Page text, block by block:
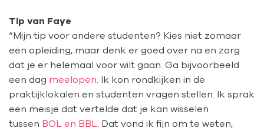
Tip van Faye
“Mijn tip voor andere studenten? Kies niet zomaar
een opleiding, maar denk er goed over na en zorg
dat je er helemaal voor wilt gaan. Ga bijvoorbeeld
een dag meelopen . Ik kon rondkijken in de
praktijklokalen en studenten vragen stellen. Ik sprak
een meisje dat vertelde dat je kan wisselen
tussen BOL en BBL . Dat vond ik fijn om te weten,